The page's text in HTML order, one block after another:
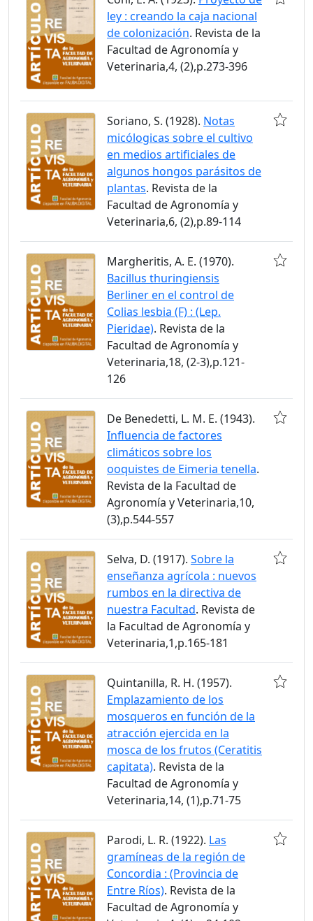
ley : creando la caja nacional
de colonización. Revista de la
Facultad de Agronomía y
Veterinaria,4, (2),p.273-396
Soriano, S. (1928). Notas
micólogicas sobre el cultivo
en medios artificiales de
algunos hongos parásitos de
plantas. Revista de la
Facultad de Agronomía y
Veterinaria,6, (2),p.89-114
Margheritis, A. E. (1970).
Bacillus thuringiensis
Berliner en el control de
Colias lesbia (F) : (Lep.
Pieridae). Revista de la
Facultad de Agronomía y
Veterinaria,18, (2-3),p.121-
126
De Benedetti, L. M. E. (1943).
Influencia de factores
climáticos sobre los
ooquistes de Eimeria tenella.
Revista de la Facultad de
Agronomía y Veterinaria,10,
(3),p.544-557
Selva, D. (1917). Sobre la
enseñanza agrícola : nuevos
rumbos en la directiva de
nuestra Facultad. Revista de
la Facultad de Agronomía y
Veterinaria,1,p.165-181
Quintanilla, R. H. (1957).
Emplazamiento de los
mosqueros en función de la
atracción ejercida en la
mosca de los frutos (Ceratitis
capitata). Revista de la
Facultad de Agronomía y
Veterinaria,14, (1),p.71-75
Parodi, L. R. (1922). Las
gramíneas de la región de
Concordia : (Provincia de
Entre Ríos). Revista de la
Facultad de Agronomía y